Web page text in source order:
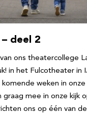
deel 2
ons theatercollege
in het Fulcotheater in
weken in onze
graag mee in onze kijk
ons op één van